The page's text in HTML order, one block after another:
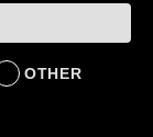
OTHER